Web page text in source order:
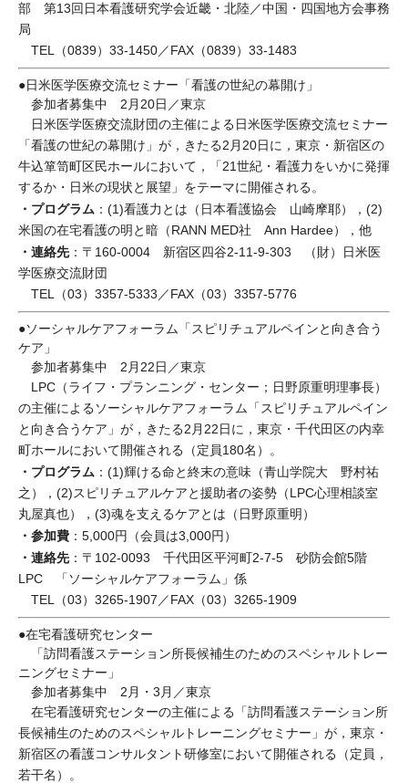
部 第13回日本看護研究学会近畿・北陸／中国・四国地方会事務
局
TEL（0839）33-1450／FAX（0839）33-1483
●日米医学医療交流セミナー「看護の世紀の幕開け」
参加者募集中 2月20日／東京
日米医学医療交流財団の主催による日米医学医療交流セミナー
「看護の世紀の幕開け」が，きたる2月20日に，東京・新宿区の
牛込箪笥町区民ホールにおいて，「21世紀・看護力をいかに発揮
するか・日米の現状と展望」をテーマに開催される。
・プログラム ：(1)看護力とは（日本看護協会 山崎摩耶），(2)
米国の在宅看護の明と暗（RANN MED社 Ann Hardee），他
・連絡先：〒160-0004 新宿区四谷2-11-9-303 （財）日米医
学医療交流財団
TEL（03）3357-5333／FAX（03）3357-5776
●ソーシャルケアフォーラム「スピリチュアルペインと向き合う
ケア」
参加者募集中 2月22日／東京
LPC（ライフ・プランニング・センター；日野原重明理事長）
の主催によるソーシャルケアフォーラム「スピリチュアルペイン
と向き合うケア」が，きたる2月22日に，東京・千代田区の内幸
町ホールにおいて開催される（定員180名）。
・プログラム ：(1)輝ける命と終末の意味（青山学院大 野村祐
之），(2)スピリチュアルケアと援助者の姿勢（LPC心理相談室
丸屋真也），(3)魂を支えるケアとは（日野原重明）
・参加費 ：5,000円（会員は3,000円）
・連絡先：〒102-0093 千代田区平河町2-7-5 砂防会館5階
LPC 「ソーシャルケアフォーラム」係
TEL（03）3265-1907／FAX（03）3265-1909
●在宅看護研究センター
「訪問看護ステーション所長候補生のためのスペシャルトレー
ニングセミナー」
参加者募集中 2月・3月／東京
在宅看護研究センターの主催による「訪問看護ステーション所
長候補生のためのスペシャルトレーニングセミナー」が，東京・
新宿区の看護コンサルタント研修室において開催される（定員，
若干名）。